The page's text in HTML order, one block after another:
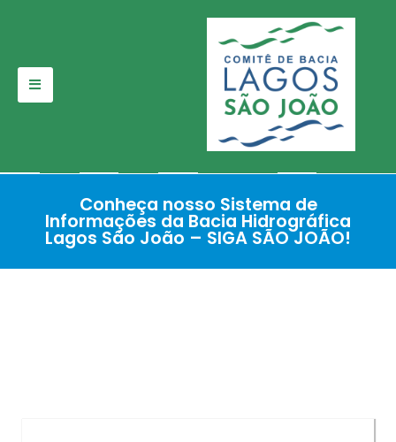
para
Conheça nosso Sistema de
Informações da Bacia Hidrográfica
Lagos São João – SIGA SÃO JOÃO!